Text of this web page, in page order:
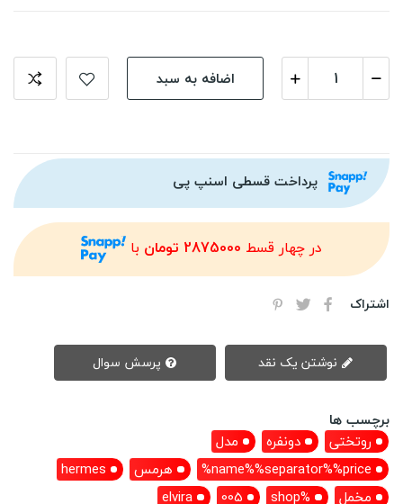
اضافه به سبد
پرداخت قسطی اسنپ پی
در چهار قسط 2875000 تومان با
اشتراک
برچسب ها
روتختی
دونفره
مدل
name%%separator%%price%
هرمس
hermes
مخمل
%shop
005
elvira